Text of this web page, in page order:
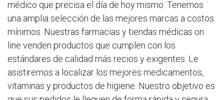
médico que precisa el día de hoy mismo. Tenemos
una amplia selección de las mejores marcas a costos
mínimos. Nuestras farmacias y tiendas médicas on
line venden productos que cumplen con los
estándares de calidad más recios y exigentes. Le
asistiremos a localizar los mejores medicamentos,
vitaminas y productos de higiene. Nuestro objetivo es